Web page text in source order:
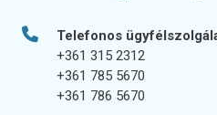
Telefonos
+361 315 2312
+361 785 5670
+361 786 5670